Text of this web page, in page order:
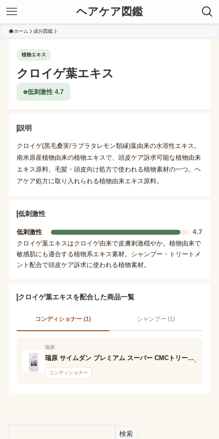
ヘアケア図鑑
ホーム 成分図鑑
植物エキス
クロイゲ葉エキス
低刺激性 4.7
説明
クロイゲ(黒毛桑実/ラプラタレモン類縁)葉由来の水溶性エキス。
南米原産植物由来の植物エキスで、頭皮ケア訴求可能な植物由来
エキス原料。毛髪・頭皮向け処方で使われる植物素材の一つ。ヘ
アケア処方に取り入れられる植物由来エキス原料。
低刺激性
低刺激性 4.7
クロイゲ葉エキスはクロイゲ由来で皮膚刺激穏やか。植物由来で
敏感肌にも適合する植物系エキス素材。シャンプー・トリートメ
ント配合で頭皮ケア訴求に使われる植物素材。
クロイゲ葉エキスを配合した商品一覧
コンディショナー (1) シャンプー (1)
瑞原
瑞原 サイムダン プレミアム スーパー CMCトリートメント
コンディショナー
›
検索